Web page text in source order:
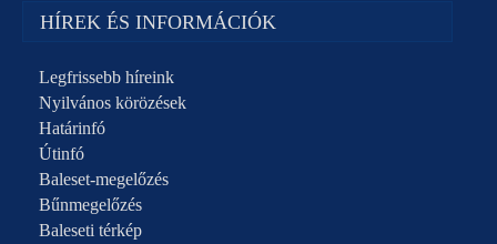
HÍREK ÉS INFORMÁCIÓK
Legfrissebb híreink
Nyilvános körözések
Határinfó
Útinfó
Baleset-megelőzés
Bűnmegelőzés
Baleseti térkép